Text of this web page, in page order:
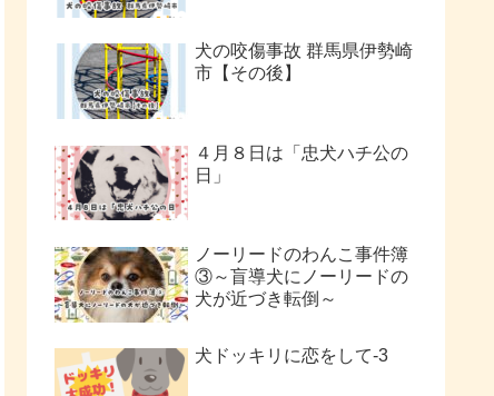
犬の咬傷事故 群馬県伊勢崎
市【その後】
４月８日は「忠犬ハチ公の
日」
ノーリードのわんこ事件簿
③～盲導犬にノーリードの
犬が近づき転倒～
犬ドッキリに恋をして-3